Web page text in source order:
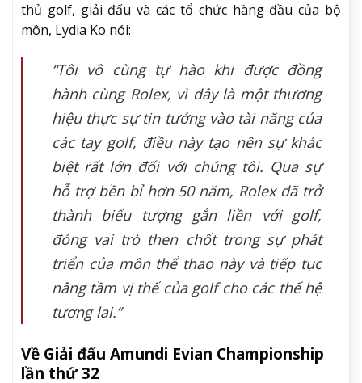
thủ golf, giải đấu và các tổ chức hàng đầu của bộ
môn, Lydia Ko nói:
“Tôi vô cùng tự hào khi được đồng
hành cùng Rolex, vì đây là một thương
hiệu thực sự tin tưởng vào tài năng của
các tay golf, điều này tạo nên sự khác
biệt rất lớn đối với chúng tôi. Qua sự
hỗ trợ bền bỉ hơn 50 năm, Rolex đã trở
thành biểu tượng gắn liền với golf,
đóng vai trò then chốt trong sự phát
triển của môn thể thao này và tiếp tục
nâng tầm vị thế của golf cho các thế hệ
tương lai.”
Về Giải đấu Amundi Evian Championship
lần thứ 32